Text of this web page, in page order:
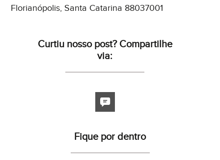
Florianópolis, Santa Catarina 88037001
Curtiu nosso post? Compartilhe
via:
Fique por dentro